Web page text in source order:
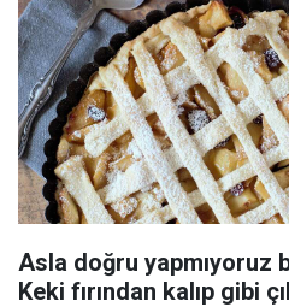
Asla doğru yapmıyoruz
Keki fırından kalıp gibi